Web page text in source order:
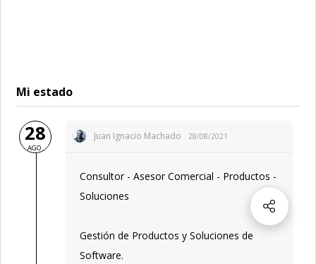
Mi estado
28
AGO.
Juan Ignacio Machado 28/08/2021
Consultor - Asesor Comercial - Productos -
Soluciones
Gestión de Productos y Soluciones de
Software.